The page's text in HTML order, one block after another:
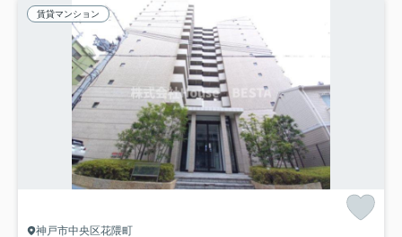
賃貸マンション
神戸市中央区花隈町